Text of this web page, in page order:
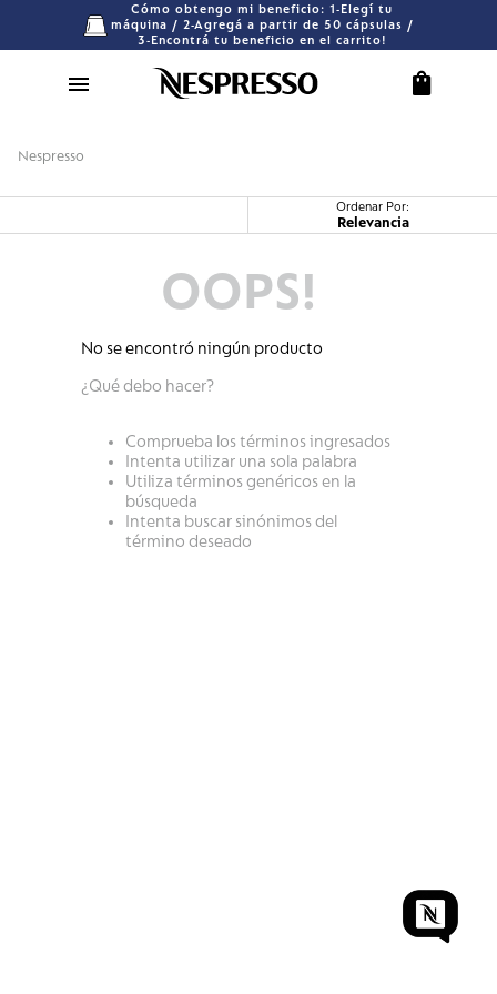
Cómo obtengo mi beneficio: 1-Elegí tu
máquina / 2-Agregá a partir de 50 cápsulas /
3-Encontrá tu beneficio en el carrito!
Nespresso
Relevancia
OOPS!
No se encontró ningún producto
¿Qué debo hacer?
Comprueba los términos ingresados
Intenta utilizar una sola palabra
Utiliza términos genéricos en la
búsqueda
Intenta buscar sinónimos del
término deseado